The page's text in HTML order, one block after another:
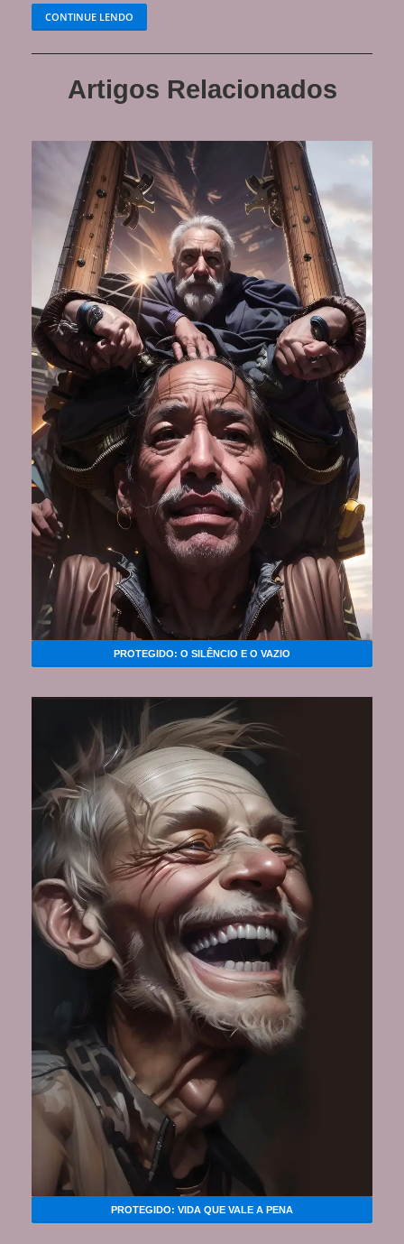
CONTINUE LENDO
Artigos Relacionados
PROTEGIDO: O SILÊNCIO E O VAZIO
PROTEGIDO: VIDA QUE VALE A PENA